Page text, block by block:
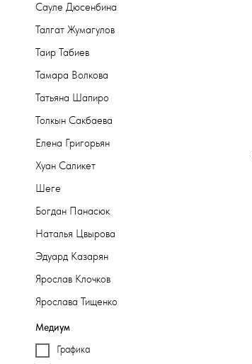
Сауле Дюсенбина
Талгат Жумагулов
Таир Табиев
Тамара Волкова
Татьяна Шапиро
Толкын Сакбаева
Елена Григорьян
Хуан Саликет
Шеге
Богдан Панасюк
Наталья Цвырова
Эдуард Казарян
Ярослав Клочков
Ярослава Тищенко
Медиум
Графика